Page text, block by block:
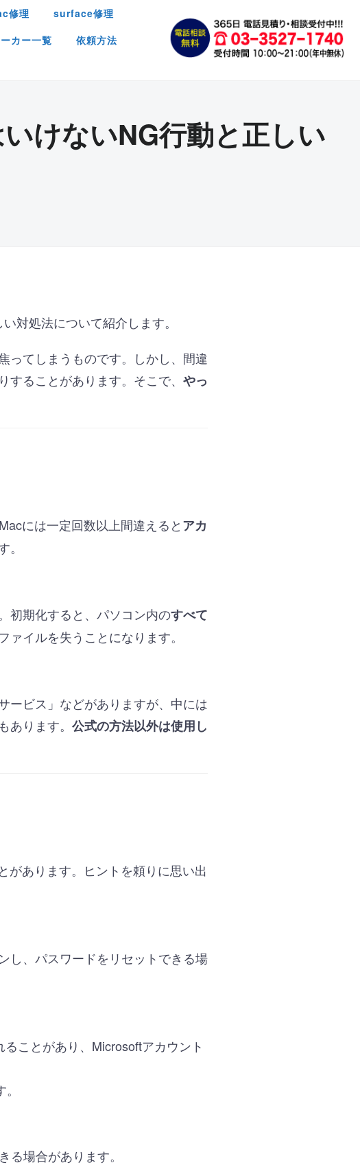
修理
surface修理
カー一覧
依頼方法
けないNG行動と正しい
対処法について紹介します。
ってしまうものです。しかし、間違
ることがあります。そこで、 やっ
には一定回数以上間違えるとアカ
初期化すると、パソコン内のすべて
イルを失うことになります。
ービス」などがありますが、中には
ります。 公式の方法以外は使用し
があります。ヒントを頼りに思い出
し、パスワードをリセットできる場
ことがあり、Microsoftアカウント
場合があります。